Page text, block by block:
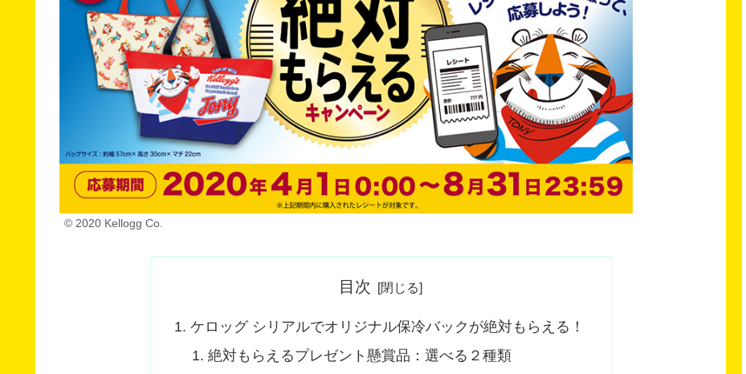
© 2020 Kellogg Co.
目次
ケロッグ シリアルでオリジナル保冷バックが絶対もらえる！
絶対もらえるプレゼント懸賞品：選べる２種類